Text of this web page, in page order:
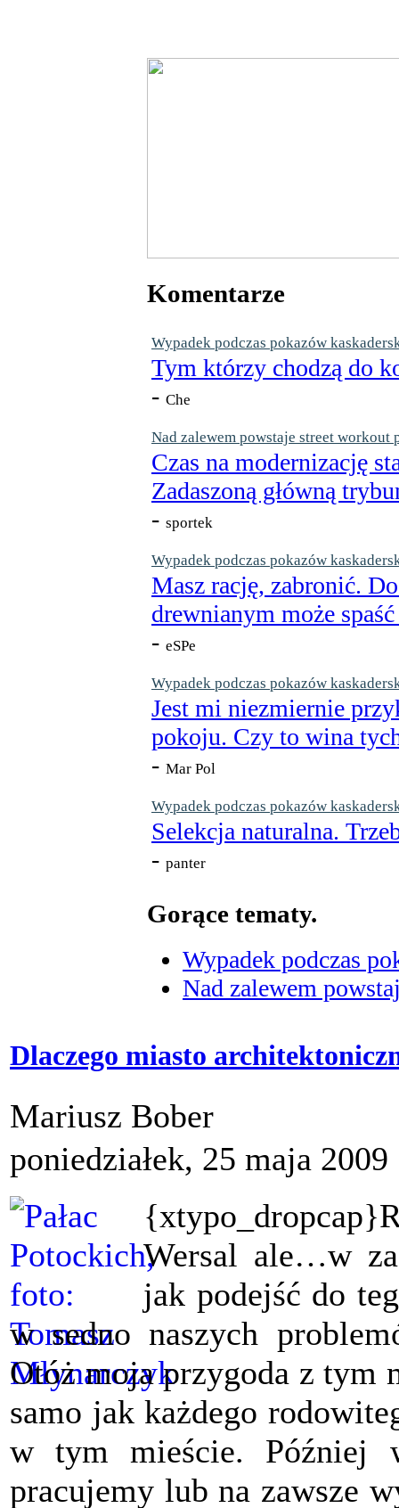
Komentarze
Wypadek podczas pokazów
Tym którzy chodzą do
- Che
Nad zalewem powstaje street workout
Czas na modernizację
Zadaszoną główną
- sportek
Wypadek podczas pokazów
Masz rację, zabronić.
drewnianym może
- eSPe
Wypadek podczas pokazów
Jest mi niezmiernie
pokoju. Czy to wina
- Mar Pol
Wypadek podczas pokazów
Selekcja naturalna.
- panter
Gorące tematy.
Wypadek podczas
Nad zalewem
Dlaczego miasto
Mariusz Bober
poniedziałek, 25 maja 2009
Wersal ale…w
jak podejść do
w sedno naszych
Otóż moja przygoda z tym
samo jak każdego
w tym mieście. Później
pracujemy lub na zawsze